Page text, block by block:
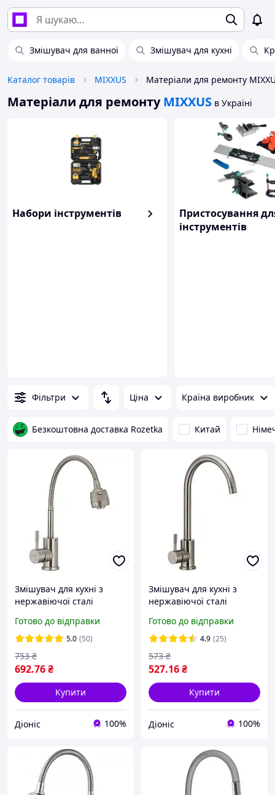
Змішувач для ванної Змішувач для кухні
Каталог товарів MIXXUS Матеріали для ремонту
Матеріали для ремонту MIXXUS в Україні
Набори інструментів
Пристосування
інструментів
Фільтри Ціна Країна виробник
Безкоштовна доставка Rozetka Китай
Змішувач для кухні з
нержавіючої сталі
виливом
Готово до відправки
5.0 (50)
692.76₴
753 ₴
Купити
Діоніс 100%
Змішувач для кухні з
нержавіючої сталі
Готово до відправки
4.9 (25)
527.16₴
573 ₴
Купити
Діоніс 100%